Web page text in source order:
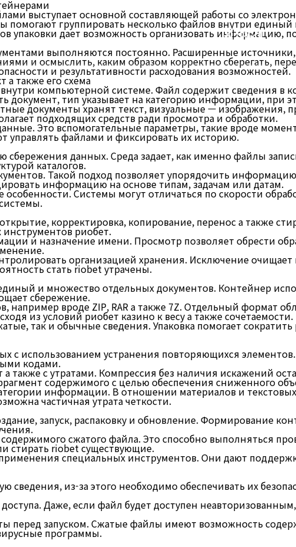
회사소개
выступает основной составляющей работы со
группировать несколько файлов внутри единый
упаковки дает возможность организовать информацию,
выполняются постоянно. Расширенные
и осмыслить, каким образом корректно сберегать,
и результативности расходования возможностей.
также его схема
компьютерной системе. Файл содержит сведения в
документ, тип указывает на категорию информации, при
документы хранят текст, визуальные —
подходящих средств ради просмотра и обработки.
Это вспомогательные параметры, такие вроде
управлять файлами и фиксировать их историю.
сбережения данных. Среда задает, как именно файлы
каталогов.
Такой подход позволяет упорядочить
информацию на основе типам, задачам или датам.
Системы могут отличаться по скорости
корректировка, копирование, перенос а также
риобет.
и назначение имени. Просмотр позволяет обрести
организацией хранения. Исключение очищает
стать riobet утрачены.
и множество отдельных документов. Контейнер
сбережение.
например вроде ZIP, RAR а также 7Z. Отдельный формат
из условий риобет казино к весу а также сочетаемости.
так и обычные сведения. Упаковка помогает сократить
с использованием устранения повторяющихся
кодами.
а также с утратами. Компрессия без наличия искажений
содержимого с целью обеспечения сниженного
информации. В отношении материалов и текстовых
частичная утрата четкости.
запуск, распаковку и обновление. Формирование
сжатого файла. Это способно выполняться
стирать riobet существующие.
специальных инструментов. Они дают
из-за этого необходимо обеспечивать их
Даже, если файл будет доступен
перед запуском. Сжатые файлы имеют возможность
программы.